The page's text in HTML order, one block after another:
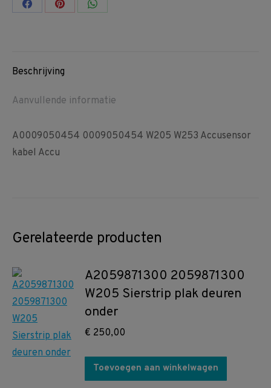
Share Share Share
Beschrijving
Aanvullende informatie
A0009050454 0009050454 W205 W253 Accusensor
kabel Accu
Gerelateerde producten
A2059871300 2059871300
W205 Sierstrip plak deuren
onder
€ 250,00
Toevoegen aan winkelwagen